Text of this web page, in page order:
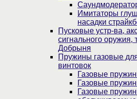
Имитаторы
насадки
Пусковые устр-ва,
сигнального
Добрыня
Пружины газовые
винтовок
Газовые
Газовые
Газовые